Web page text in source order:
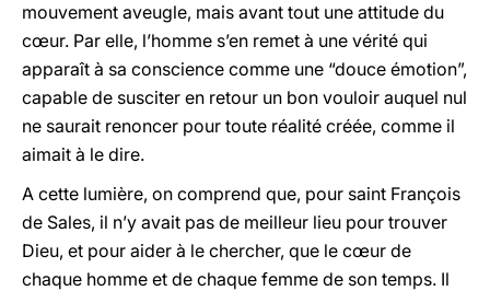
mouvement aveugle, mais avant tout une attitude du
cœur. Par elle, l’homme s’en remet à une vérité qui
apparaît à sa conscience comme une “douce émotion”,
capable de susciter en retour un bon vouloir auquel nul
ne saurait renoncer pour toute réalité créée, comme il
aimait à le dire.
A cette lumière, on comprend que, pour saint François
de Sales, il n’y avait pas de meilleur lieu pour trouver
Dieu, et pour aider à le chercher, que le cœur de
chaque homme et de chaque femme de son temps. Il